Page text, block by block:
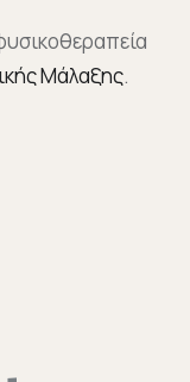
Μάλαξης.